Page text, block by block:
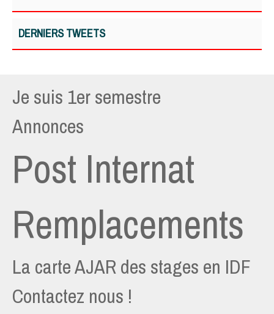
DERNIERS TWEETS
Je suis 1er semestre
Annonces
Post Internat
Remplacements
La carte AJAR des stages en IDF
Contactez nous !